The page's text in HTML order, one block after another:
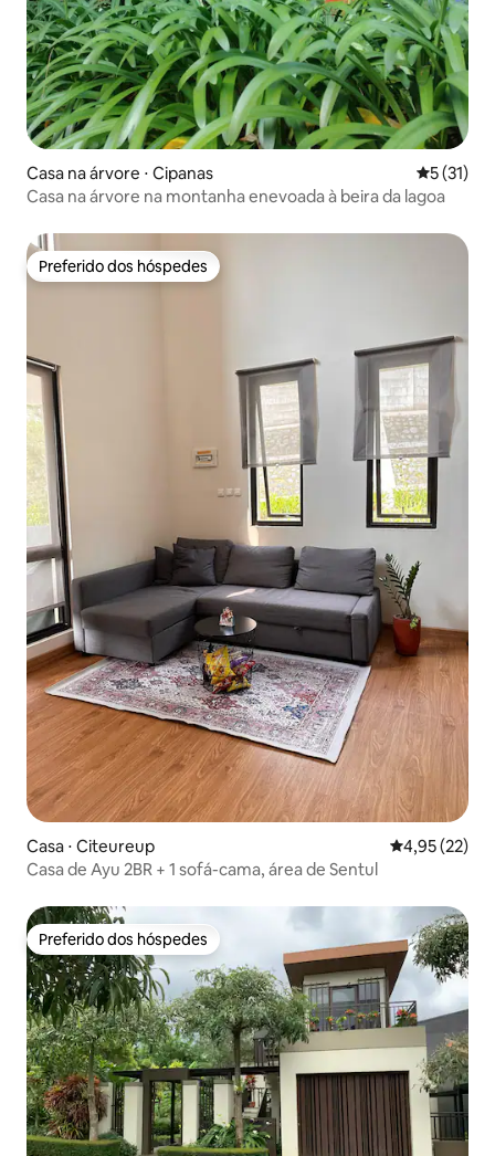
Casa na árvore ⋅ Cipanas 5 de uma
5 (31)
Casa na árvore na montanha enevoada à beira da lagoa
Preferido dos hóspedes
Preferido dos hóspedes
Casa ⋅ Citeureup 4,95 de uma
4,95 (22)
Casa de Ayu 2BR + 1 sofá-cama, área de Sentul
Preferido dos hóspedes
Preferido dos hóspedes